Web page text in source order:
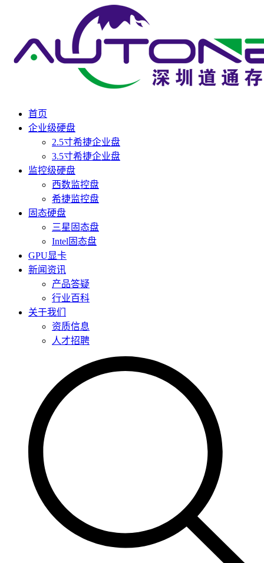
首页
企业级硬盘
2.5寸希捷企业盘
3.5寸希捷企业盘
监控级硬盘
西数监控盘
希捷监控盘
固态硬盘
三星固态盘
Intel固态盘
GPU显卡
新闻资讯
产品答疑
行业百科
关于我们
资质信息
人才招聘